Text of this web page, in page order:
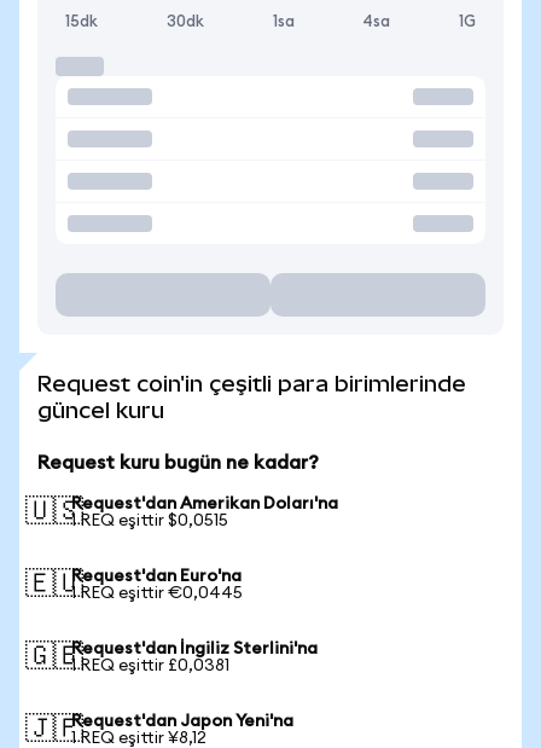
15dk 30dk 1sa 4sa 1G
Request coin'in çeşitli para birimlerinde
güncel kuru
Request kuru bugün ne kadar?
🇺🇸Request'dan Amerikan Doları'na
1 REQ eşittir $0,0515
🇪🇺Request'dan Euro'na
1 REQ eşittir €0,0445
🇬🇧Request'dan İngiliz Sterlini'na
1 REQ eşittir £0,0381
🇯🇵Request'dan Japon Yeni'na
1 REQ eşittir ¥8,12